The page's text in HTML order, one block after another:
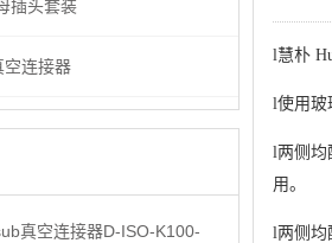
l慧朴
l使用玻
l两侧均
用。
l两侧均
插头套装
空连接器
真空连接器D-ISO-K100-